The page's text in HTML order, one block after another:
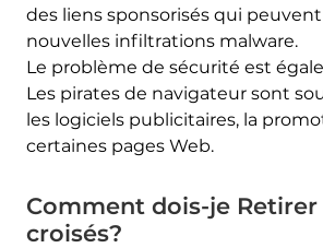
des liens sponsorisés qui
nouvelles infiltrations malware.
Le problème de sécurité est
Les pirates de navigateur sont
les logiciels publicitaires, la
certaines pages Web.
Comment dois-je
croisés?